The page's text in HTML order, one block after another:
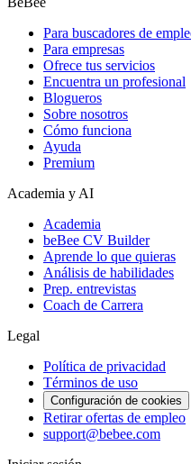
Para buscadores de
Para empresas
Ofrece tus servicios
Encuentra un profesional
Blogueros
Sobre nosotros
Cómo funciona
Ayuda
Premium
Academia y AI
Academia
beBee CV Builder
Aprende lo que quieras
Análisis de habilidades
Prep. entrevistas
Coach de Carrera
Legal
Política de privacidad
Términos de uso
Configuración de cookies
Retirar ofertas de empleo
support@bebee.com